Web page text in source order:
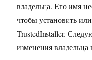
владельца. Его имя
чтобы установить
TrustedInstaller.
изменения владельца